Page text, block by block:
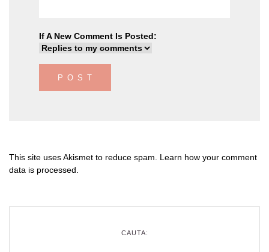
If A New Comment Is Posted:
This site uses Akismet to reduce spam. Learn how your comment
data is processed.
CAUTA: